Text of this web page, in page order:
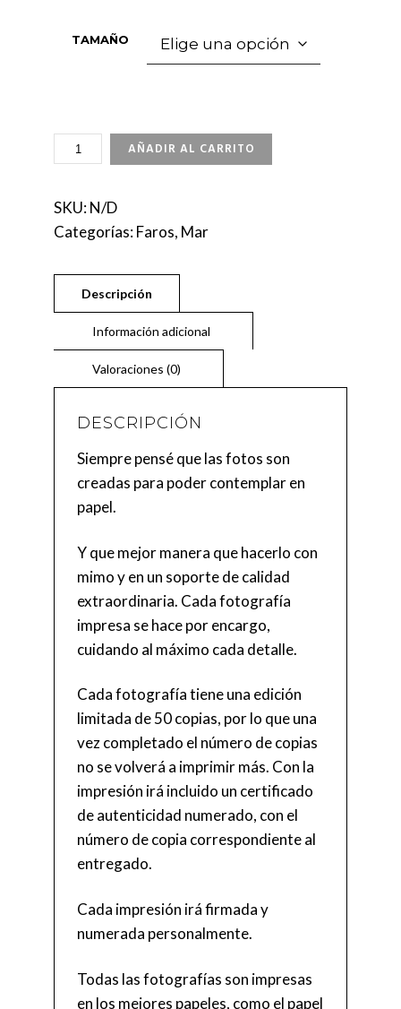
TAMAÑO
GREAT
LIGHTHOUSE
AÑADIR AL CARRITO
SKU:N/D
Categorías:Faros, Mar
DESCRIPCIÓN
Siempre pensé que las fotos son
creadas para poder contemplar en
papel.
Y que mejor manera que hacerlo con
mimo y en un soporte de calidad
extraordinaria. Cada fotografía
impresa se hace por encargo,
cuidando al máximo cada detalle.
Cada fotografía tiene una edición
limitada de 50 copias, por lo que una
vez completado el número de copias
no se volverá a imprimir más. Con la
impresión irá incluido un certificado
de autenticidad numerado, con el
número de copia correspondiente al
entregado.
Cada impresión irá firmada y
numerada personalmente.
Todas las fotografías son impresas
en los mejores papeles, como el papel